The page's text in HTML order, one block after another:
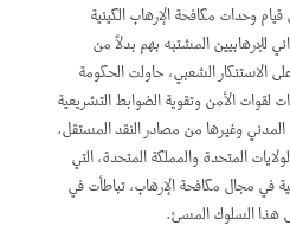
وحدات مكافحة الإرهاب الكينية
للإرهابيين المشتبه بهم بدلاً من
الاستنكار الشعبي، حاولت الحكومة
لقوات الأمن وتقوية الضوابط التشريعية
المدني وغيرها من مصادر النقد المستقل.
المتحدة والمملكة المتحدة، التي
في مجال مكافحة الإرهاب، تباطأت في
هذا السلوك المسئ.